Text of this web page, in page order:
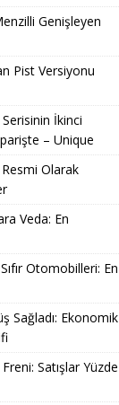
Genişleyen
Pist Versiyonu
İkinci
– Unique
Resmi Olarak
Veda: En
Otomobilleri: En
Sağladı: Ekonomik
Satışlar Yüzde